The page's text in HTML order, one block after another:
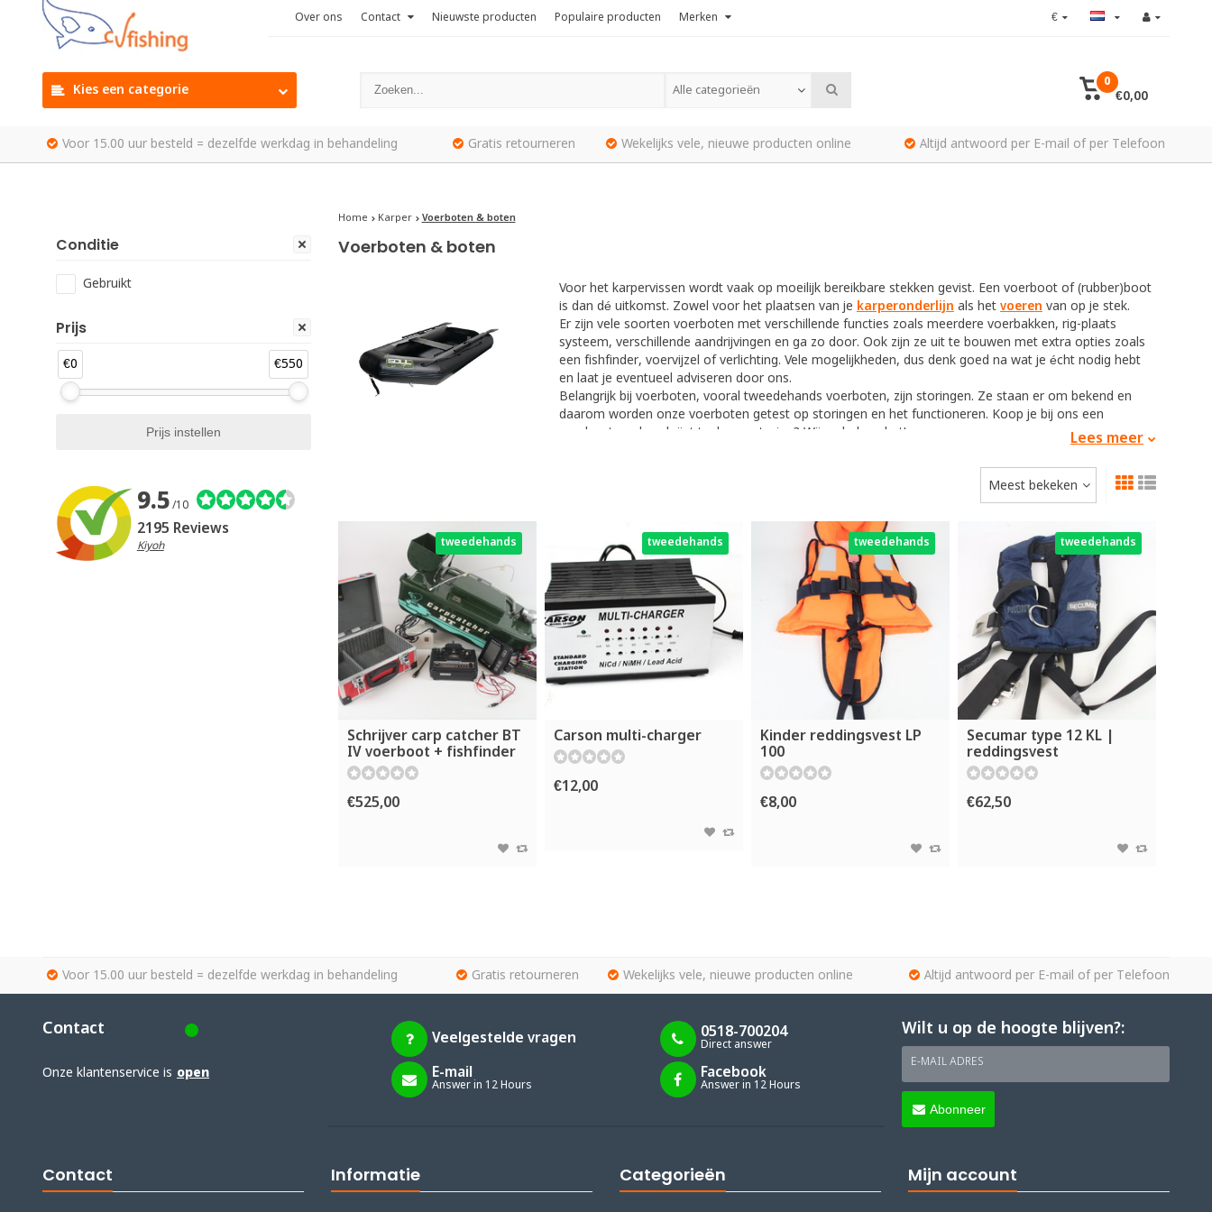
Over ons Contact Nieuwste producten Populaire producten Merken €
Kies een categorie Alle categorieën
0
€0,00
Voor 15.00 uur besteld = dezelfde werkdag in behandeling Gratis retourneren Wekelijks vele, nieuwe producten online Altijd antwoord per E-mail of per Telefoon
Conditie
Gebruikt
Prijs
€0 €550
9.5/10
2195 Reviews
Kiyoh
Home Karper Voerboten & boten
Voerboten & boten
Voor het karpervissen wordt vaak op moeilijk bereikbare stekken gevist. Een voerboot of (rubber)boot
is dan dé uitkomst. Zowel voor het plaatsen van je karperonderlijn als het voeren van op je stek.
Er zijn vele soorten voerboten met verschillende functies zoals meerdere voerbakken, rig-plaats
systeem, verschillende aandrijvingen en ga zo door. Ook zijn ze uit te bouwen met extra opties zoals
een fishfinder, voervijzel of verlichting. Vele mogelijkheden, dus denk goed na wat je écht nodig hebt
en laat je eventueel adviseren door ons.
Belangrijk bij voerboten, vooral tweedehands voerboten, zijn storingen. Ze staan er om bekend en
daarom worden onze voerboten getest op storingen en het functioneren. Koop je bij ons een
voerboot en deze krijgt toch een storing? Wij verhelpen het!
kun je ook gebruiken voor het plaatsen van je rig of het voeren. Het voordeel hiervan
is je veel meer voer kunt meenemen en op plekken kunt komen waar de voerboot niet bij kan. Ook
hiervoor zijn extra opties mogelijkheden zoals een fishfinder of elektromotor.
is vooral gemaakt om zelf te verblijven op de boot en hierdoor op alle
plekken kunt vissen die je maar kunt bedenken. Een karperboot biedt vaak ruimte om er dag én nacht
te verblijven en heeft vaak een speciale rodpod voor de hengels. Dit geeft een compleet andere
beleving aan het karpervissen. Vaak hebben wij één of meerdere van deze boten te koop.
Lees meer
Meest bekeken
tweedehands
Schrijver carp catcher BT
IV voerboot + fishfinder
€525,00
tweedehands
Carson multi-charger
€12,00
tweedehands
Kinder reddingsvest LP
100
€8,00
tweedehands
Secumar type 12 KL |
reddingsvest
€62,50
Voor 15.00 uur besteld = dezelfde werkdag in behandeling Gratis retourneren Wekelijks vele, nieuwe producten online Altijd antwoord per E-mail of per Telefoon
Contact
Onze klantenservice is open
Veelgestelde vragen 0518-700204
Direct answer
E-mail
Answer in 12 Hours
Facebook
Answer in 12 Hours
Wilt u op de hoogte blijven?:
E-MAIL ADRES
Abonneer
Contact Informatie Categorieën Mijn account